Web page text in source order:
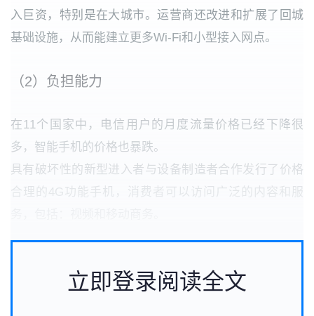
入巨资，特别是在大城市。运营商还改进和扩展了回城
基础设施，从而能建立更多Wi-Fi和小型接入网点。
（2）负担能力
在11个国家中，电信用户的月度流量价格已经下降很
多，智能手机的价格也暴跌。
具有破坏性的新型进入者与设备制造者合作发行了价格
合理的4G功能手机，消费者可以访问广泛的内容和服
立即登录阅读全文